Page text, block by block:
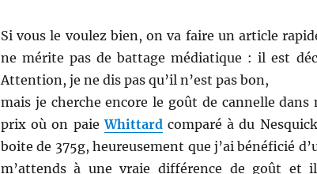
Si vous le voulez bien, on va faire un article
ne mérite pas de battage médiatique : il est
Attention, je ne dis pas qu’il n’est pas bon,
mais je cherche encore le goût de cannelle dans
prix où on paieWhittard comparé à du
boite de 375g, heureusement que j’ai bénéficié
m’attends à une vraie différence de goût et